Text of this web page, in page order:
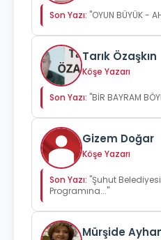
Son Yazı: "OYUN BÜYÜK -
Tarık Özaşkın
Köşe Yazarı
Son Yazı: "BİR BAYRAM
Gizem Doğar
Köşe Yazarı
Son Yazı: "Şuhut
Programına..."
Mürşide